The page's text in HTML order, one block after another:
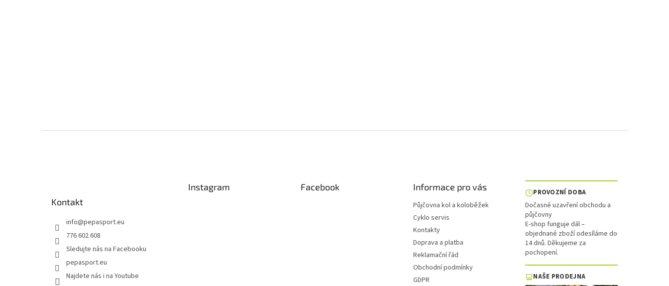
Kontakt
info@pepasport.eu
776 602 608
Sledujte nás na Facebooku
pepasport.eu
Najdete nás i na Youtube
Instagram Facebook Informace pro vás
Půjčovna kol a koloběžek
Cyklo servis
Kontakty
Doprava a platba
Reklamační řád
Obchodní podmínky
GDPR
PROVOZNÍ DOBA
Dočasné uzavření obchodu a
půjčovny
E-shop funguje dál –
objednané zboží odesíláme do
14 dnů. Děkujeme za
pochopení.
NAŠE PRODEJNA